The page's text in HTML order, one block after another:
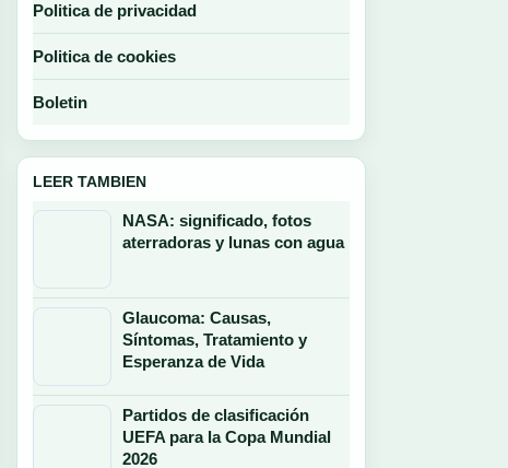
Politica de privacidad
Politica de cookies
Boletin
LEER TAMBIEN
NASA: significado, fotos
aterradoras y lunas con agua
Glaucoma: Causas,
Síntomas, Tratamiento y
Esperanza de Vida
Partidos de clasificación
UEFA para la Copa Mundial
2026